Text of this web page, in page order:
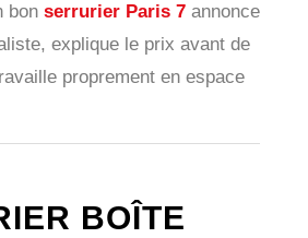
bon serrurier Paris 7annonce
explique le prix avant de
proprement en espace
BOÎTE